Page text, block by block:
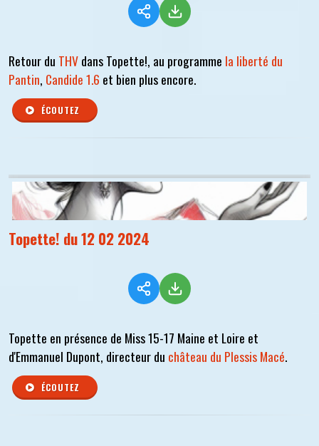
Retour du THVdans Topette!, au programme la liberté du
Pantin, Candide 1.6 et bien plus encore.
ÉCOUTEZ
Topette! du 12 02 2024
Topette en présence de Miss 15-17 Maine et Loire et
d'Emmanuel Dupont, directeur du château du Plessis Macé.
ÉCOUTEZ